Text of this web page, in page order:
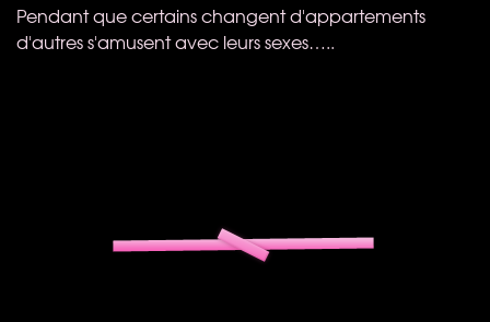
Pendant que certains changent d'appartements
d'autres s'amusent avec leurs sexes…..